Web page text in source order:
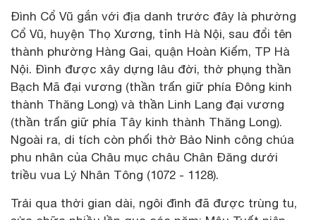
Đình Cổ Vũ gắn với địa danh trước đây là phường
Cổ Vũ, huyện Thọ Xương, tỉnh Hà Nội, sau đổi tên
thành phường Hàng Gai, quận Hoàn Kiếm, TP Hà
Nội. Đình được xây dựng lâu đời, thờ phụng thần
Bạch Mã đại vương (thần trấn giữ phía Đông kinh
thành Thăng Long) và thần Linh Lang đại vương
(thần trấn giữ phía Tây kinh thành Thăng Long).
Ngoài ra, di tích còn phối thờ Bảo Ninh công chúa
phu nhân của Châu mục châu Chân Đăng dưới
triều vua Lý Nhân Tông (1072 - 1128).
Trải qua thời gian dài, ngôi đình đã được trùng tu,